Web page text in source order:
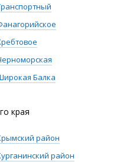
Балка
края
район
район